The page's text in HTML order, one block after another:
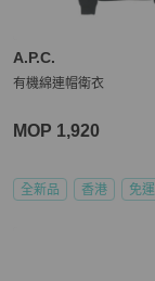
A.P.C.
有機綿連帽衛衣
MOP 1,920
全新品 香港 免運